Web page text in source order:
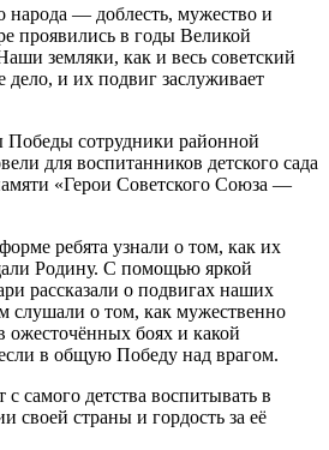
народа — доблесть, мужество и
проявились в годы Великой
земляки, как и весь советский
дело, и их подвиг заслуживает
сотрудники районной
для воспитанников детского сада
«Герои Советского Союза —
ребята узнали о том, как их
Родину. С помощью яркой
рассказали о подвигах наших
слушали о том, как мужественно
ожесточённых боях и какой
в общую Победу над врагом.
самого детства воспитывать в
своей страны и гордость за её